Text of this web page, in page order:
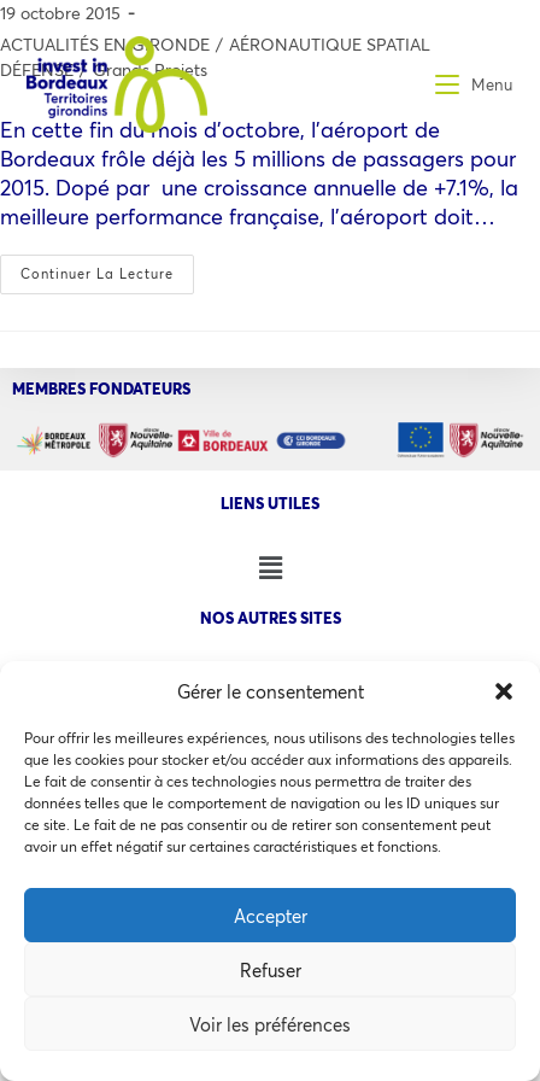
Gérer le consentement
Pour offrir les meilleures expériences, nous utilisons des technologies telles
que les cookies pour stocker et/ou accéder aux informations des appareils.
Le fait de consentir à ces technologies nous permettra de traiter des
données telles que le comportement de navigation ou les ID uniques sur
ce site. Le fait de ne pas consentir ou de retirer son consentement peut
avoir un effet négatif sur certaines caractéristiques et fonctions.
Accepter
Refuser
Voir les préférences
Ce site utilise des cookies pour les statistiques et pour
politique de confidentialité
Accepter
Refuser
Préférences des cookies
Menu
19 octobre 2015
ACTUALITÉS EN GIRONDE / AÉRONAUTIQUE SPATIAL
DÉFENSE / Grands Projets
En cette fin du mois d’octobre, l’aéroport de
Bordeaux frôle déjà les 5 millions de passagers pour
2015. Dopé par une croissance annuelle de +7.1%, la
meilleure performance française, l’aéroport doit…
Continuer La Lecture
MEMBRES FONDATEURS
LIENS UTILES
NOS AUTRES SITES
COPYRIGHT @ 2026 - INVEST IN BORDEAUX - 32 Allées d'Orléans
33000 Bordeaux